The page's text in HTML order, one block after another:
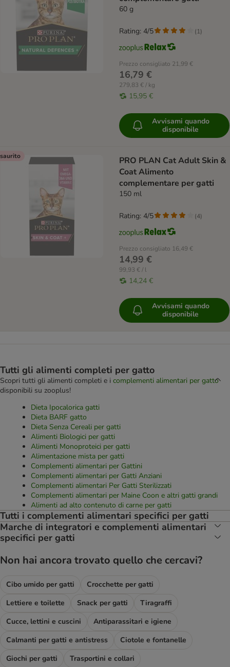
60 g
Prezzo consigliato 21,99 €
16,79 €
279,83 € / kg
15,95 €
Rating: 4/5 (1)
Avvisami quando
disponibile
PRO PLAN Cat Adult Skin &
Coat Alimento
complementare per gatti
150 ml
Prezzo consigliato 16,49 €
14,99 €
99,93 € / l
14,24 €
Rating: 4/5 (4)
Avvisami quando
disponibile
Tutti gli alimenti completi per gatto
Scopri tutti gli alimenti completi e i complementi alimentari per gatto
disponibili su zooplus!
Dieta Ipocalorica gatti
Dieta BARF gatto
Dieta Senza Cereali per gatti
Alimenti Biologici per gatti
Alimenti Monoproteici per gatti
Alimentazione mista per gatti
Complementi alimentari per Gattini
Complementi alimentari per Gatti Anziani
Complementi alimentari Per Gatti Sterilizzati
Complementi alimentari per Maine Coon e altri gatti grandi
Alimenti ad alto contenuto di carne per gatti
Tutti i complementi alimentari specifici per gatti
Marche di integratori e complementi alimentari
specifici per gatti
Non hai ancora trovato quello che cercavi?
Cibo umido per gatti
Crocchette per gatti
Lettiere e toilette
Snack per gatti
Tiragraffi
Cucce, lettini e cuscini
Antiparassitari e igiene
Calmanti per gatti e antistress
Ciotole e fontanelle
Giochi per gatti
Trasportini e collari